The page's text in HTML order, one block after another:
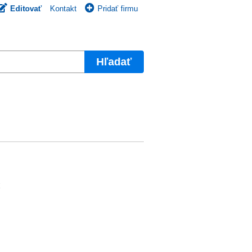
Editovať Kontakt Pridať firmu
Hľadať